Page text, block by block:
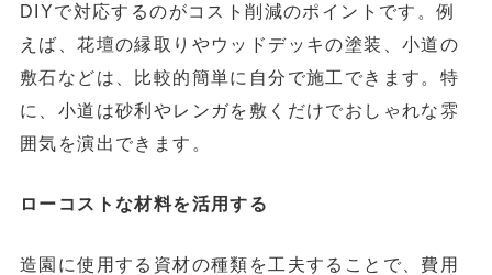
DIYで対応するのがコスト削減のポイントです。例
えば、花壇の縁取りやウッドデッキの塗装、小道の
敷石などは、比較的簡単に自分で施工できます。特
に、小道は砂利やレンガを敷くだけでおしゃれな雰
囲気を演出できます。
ローコストな材料を活用する
造園に使用する資材の種類を工夫することで、費用